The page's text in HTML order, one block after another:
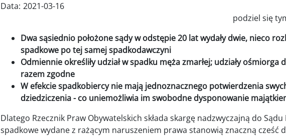
Data: 2021-03-16
podziel się
Dwa sąsiednio położone sądy w odstępie 20 lat wydały dwie, nieco
spadkowe po tej samej spadkodawczyni
Odmiennie określiły udział w spadku męża zmarłej; udziały ośmiorga
razem zgodne
W efekcie spadkobiercy nie mają jednoznacznego potwierdzenia
dziedziczenia - co uniemożliwia im swobodne dysponowanie
Dlatego Rzecznik Praw Obywatelskich składa skargę nadzwyczajną do
spadkowe wydane z rażącym naruszeniem prawa stanowią znaczną cześć